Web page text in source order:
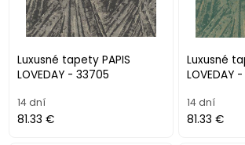
Luxusné tapety PAPIS
LOVEDAY - 33705
14 dní
81.33 €
Luxusné
LOVEDAY
14 dní
81.33 €